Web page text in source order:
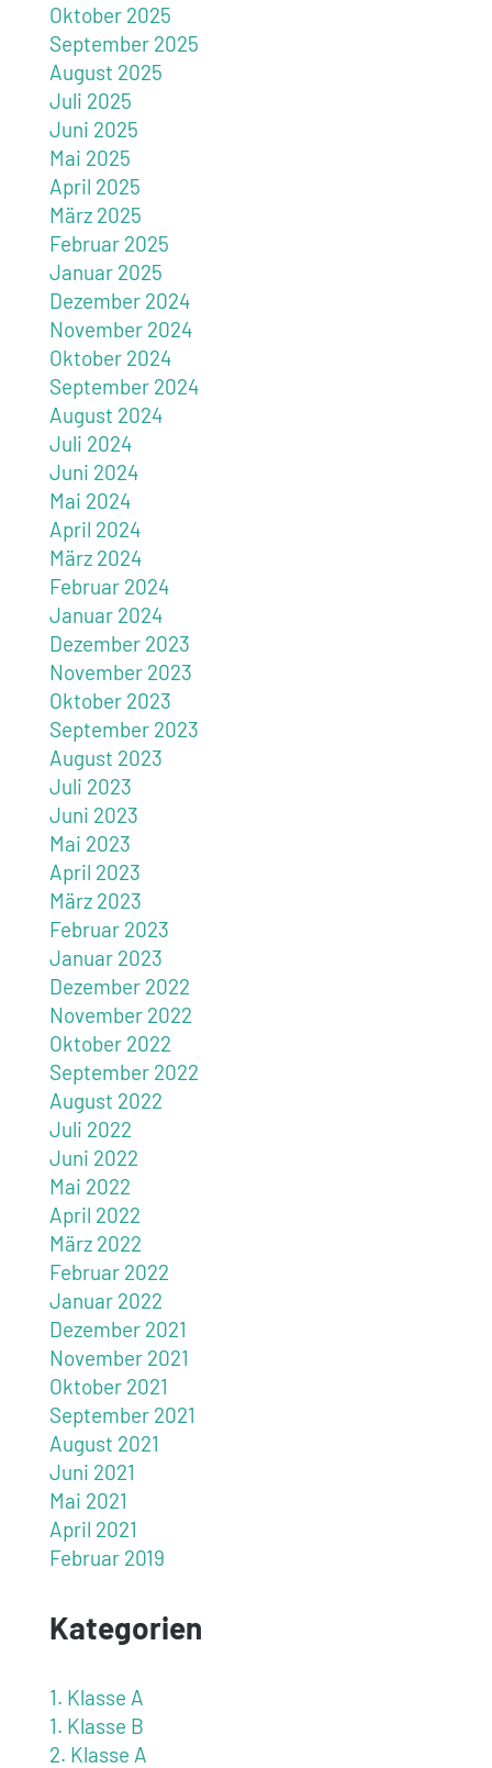
Oktober 2025
September 2025
August 2025
Juli 2025
Juni 2025
Mai 2025
April 2025
März 2025
Februar 2025
Januar 2025
Dezember 2024
November 2024
Oktober 2024
September 2024
August 2024
Juli 2024
Juni 2024
Mai 2024
April 2024
März 2024
Februar 2024
Januar 2024
Dezember 2023
November 2023
Oktober 2023
September 2023
August 2023
Juli 2023
Juni 2023
Mai 2023
April 2023
März 2023
Februar 2023
Januar 2023
Dezember 2022
November 2022
Oktober 2022
September 2022
August 2022
Juli 2022
Juni 2022
Mai 2022
April 2022
März 2022
Februar 2022
Januar 2022
Dezember 2021
November 2021
Oktober 2021
September 2021
August 2021
Juni 2021
Mai 2021
April 2021
Februar 2019
Kategorien
1. Klasse A
1. Klasse B
2. Klasse A